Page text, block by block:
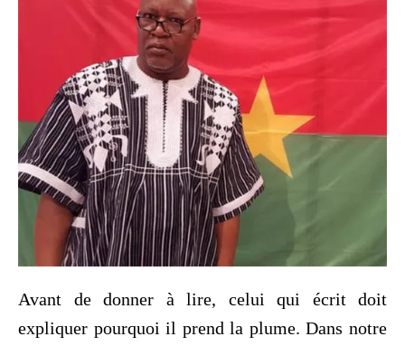
Avant de donner à lire, celui qui écrit doit
expliquer pourquoi il prend la plume. Dans notre